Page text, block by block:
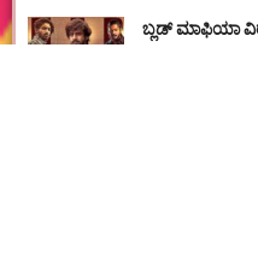
ಬ್ಲಡ್ ಮಾಫಿಯಾ